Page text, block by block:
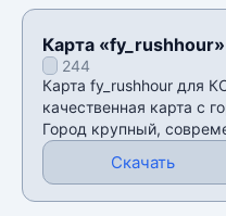
Карта «fy_rushhour»
244
Карта fy_rushhour для
качественная карта с
Город крупный,
Скачать